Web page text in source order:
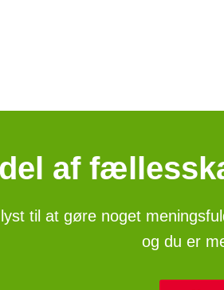
af
til at gøre noget
og du er